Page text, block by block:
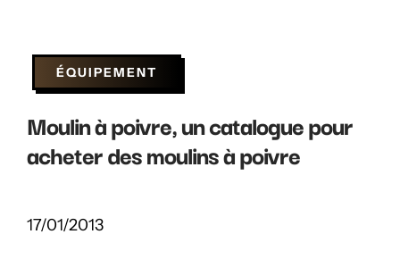
ÉQUIPEMENT
Moulin à poivre, un catalogue pour
acheter des moulins à poivre
17/01/2013